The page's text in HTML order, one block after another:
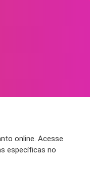
online. Acesse
específicas no